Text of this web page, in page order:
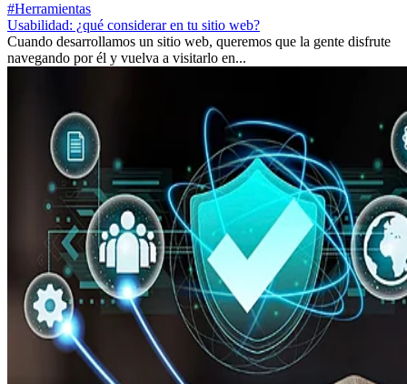
#Herramientas
Usabilidad: ¿qué considerar en tu sitio web?
Cuando desarrollamos un sitio web, queremos que la gente disfrute
navegando por él y vuelva a visitarlo en...